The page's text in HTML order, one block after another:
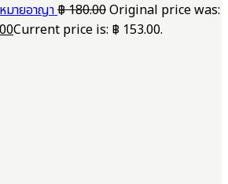
มายอาญา฿180.00Original price was:
Current price is: ฿ 153.00.